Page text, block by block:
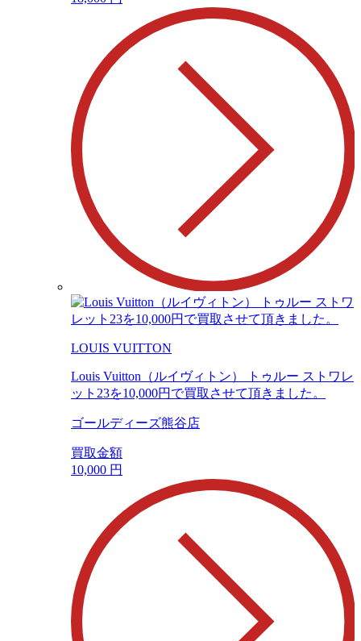
LOUIS VUITTON
Louis Vuitton（ルイヴィトン） トゥルー ストワレ
ット23を10,000円で買取させて頂きました。
ゴールディーズ熊谷店
買取金額
10,000 円